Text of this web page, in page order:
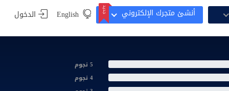
أنشئ متجرك الإلكتروني جديد English الدخول
5 نجوم
4 نجوم